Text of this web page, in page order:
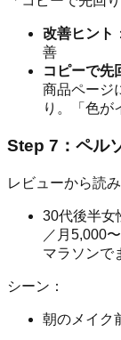
改善ヒント
善
コピーで先
商品ページ
り。「色が
Step 7：ペル
レビューから読
30代後半女
／月5,000
マラソンで
シーン：
朝のメイク